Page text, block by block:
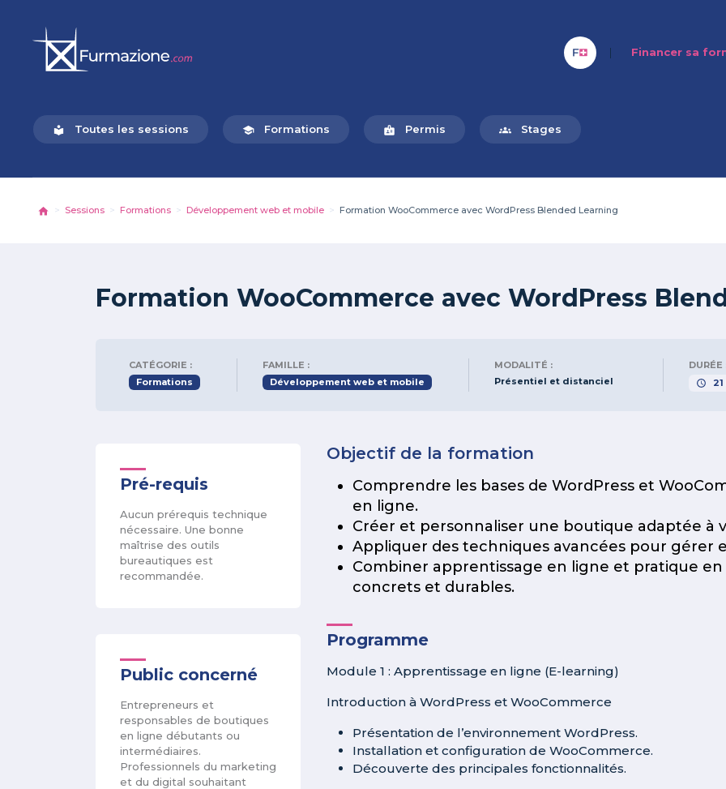
| Financer sa
local_library Toutes les sessions school Formations badge Permis groups Stages
Sessions Formations Développement web et mobile Formation WooCommerce avec WordPress Blended Learning
Formation WooCommerce avec WordPress
CATÉGORIE :
Formations
FAMILLE :
Développement web et mobile
MODALITÉ :
Présentiel et distanciel
DURÉE
21
Pré-requis
Aucun prérequis technique
nécessaire. Une bonne
maîtrise des outils
bureautiques est
recommandée.
Public concerné
Entrepreneurs et
responsables de boutiques
en ligne débutants ou
intermédiaires.
Professionnels du marketing
et du digital souhaitant
Objectif de la formation
Comprendre les bases de WordPress et
en ligne.
Créer et personnaliser une boutique adaptée à
Appliquer des techniques avancées pour gérer
Combiner apprentissage en ligne et pratique
concrets et durables.
Programme
Module 1 : Apprentissage en ligne (E-learning)
Introduction à WordPress et WooCommerce
Présentation de l’environnement WordPress.
Installation et configuration de WooCommerce.
Découverte des principales fonctionnalités.